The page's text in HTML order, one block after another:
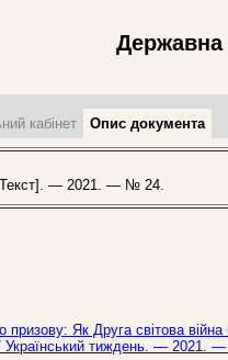
Державна
кабінет Опис документа
— 2021. — № 24.
призову: Як Друга світова
// Український тиждень. —